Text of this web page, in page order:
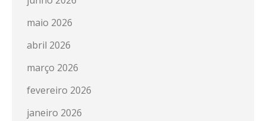
maio 2026
abril 2026
março 2026
fevereiro 2026
janeiro 2026